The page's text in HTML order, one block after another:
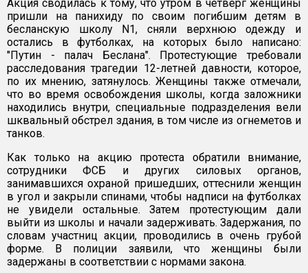
Акция сводилась к тому, что утром в четверг женщины
пришли на панихиду по своим погибшим детям в
бесланскую школу N1, сняли верхнюю одежду и
остались в футболках, на которых было написано:
"Путин - палач Беслана". Протестующие требовали
расследования трагедии 12-летней давности, которое,
по их мнению, затянулось. Женщины также отмечали,
что во время освобождения школы, когда заложники
находились внутри, специальные подразделения вели
шквальный обстрел здания, в том числе из огнеметов и
танков.
Как только на акцию протеста обратили внимание,
сотрудники ФСБ и других силовых органов,
занимавшихся охраной пришедших, оттеснили женщин
в угол и закрыли спинами, чтобы надписи на футболках
не увидели остальные. Затем протестующим дали
выйти из школы и начали задерживать. Задержания, по
словам участниц акции, проводились в очень грубой
форме. В полиции заявили, что женщины были
задержаны в соответствии с нормами закона.